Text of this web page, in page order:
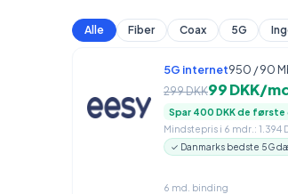
Alle Fiber Coax 5G
5G internet950 / 90
299 DKK99 DKK/
Spar 400 DKK de første
Mindstepris i 6 mdr.: 1.394
✓ Danmarks bedste 5G
6 md. binding